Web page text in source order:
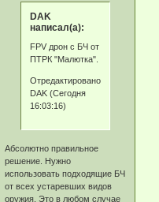
DAK
написал(а):
FPV дрон с БЧ от
ПТРК "Малютка".
Отредактировано
DAK (Сегодня
16:03:16)
Абсолютно правильное
решение. Нужно
использовать подходящие БЧ
от всех устаревших видов
оружия. Это в любом случае